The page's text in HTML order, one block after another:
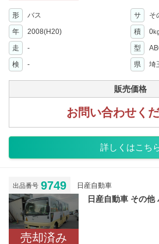
形 バス サ
そ
年
2008(H20) 積 0
走 - 型
検
- 県 埼
販売価格
お問い合わせくだ
詳しくはこち
出品番号 9749 日産自動車
売却済み
日産自動車 その他